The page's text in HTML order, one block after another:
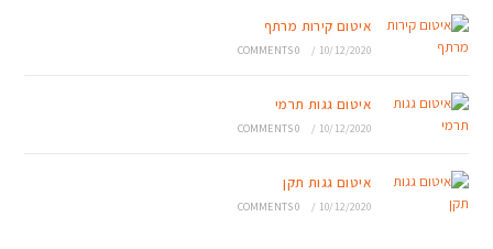
איטום קירות מרתף
10/12/2020
/
0 COMMENTS
איטום גגות תרמי
10/12/2020
/
0 COMMENTS
איטום גגות תקן
10/12/2020
/
0 COMMENTS